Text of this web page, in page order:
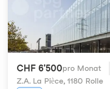
CHF 6'500pro Monat
Z.A. La Pièce, 1180 Rolle